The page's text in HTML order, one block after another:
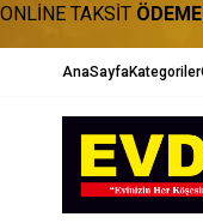
ONLİNE TAKSİT
AnaSayfaKategoriler